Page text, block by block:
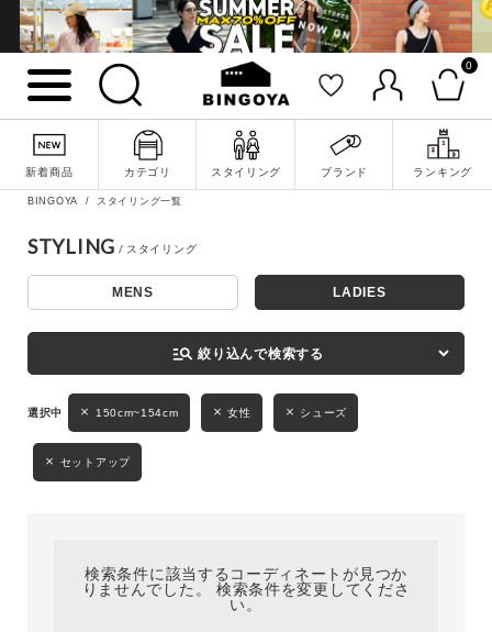
0
新着商品 カテゴリ スタイリング ブランド ランキング
詳細検索
キーワード
性別
MENS LADIES
BINGOYA スタイリング一覧
STYLING
MENS LADIES
manage_search 絞り込んで検索する
150cm~154cm 女性 シューズ
セットアップ
検索条件に該当するコーディネートが見つか
りませんでした。 検索条件を変更してくださ
い。